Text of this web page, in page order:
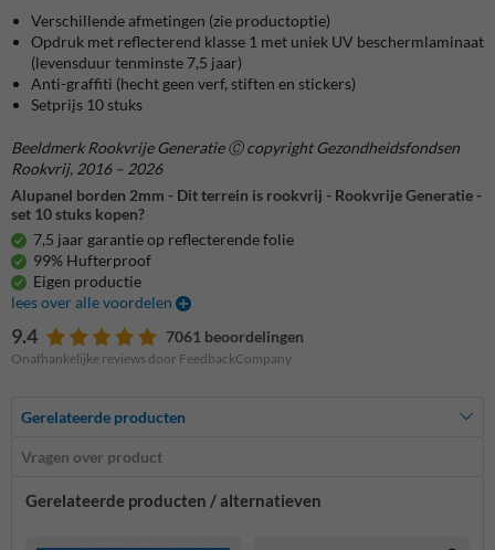
Verschillende afmetingen (zie productoptie)
Opdruk met reflecterend klasse 1 met uniek UV beschermlaminaat
(levensduur tenminste 7,5 jaar)
Anti-graffiti (hecht geen verf, stiften en stickers)
Setprijs 10 stuks
Beeldmerk Rookvrije Generatie Ⓒ copyright Gezondheidsfondsen
Rookvrij, 2016 – 2026
Alupanel borden 2mm - Dit terrein is rookvrij - Rookvrije Generatie -
set 10 stuks kopen?
7,5 jaar garantie op reflecterende folie
99% Hufterproof
Eigen productie
lees over alle voordelen
9.4 7061 beoordelingen
Onafhankelijke reviews door FeedbackCompany
Gerelateerde producten
Vragen over product
Gerelateerde producten / alternatieven